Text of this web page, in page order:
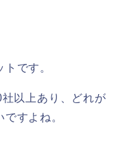
です。
以上あり、どれが
すよね。